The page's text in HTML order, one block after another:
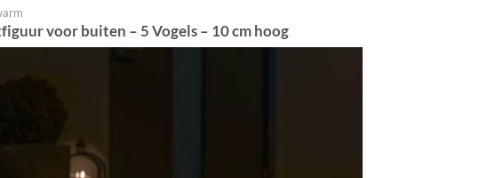
voor buiten – 5 Vogels – 10 cm hoog